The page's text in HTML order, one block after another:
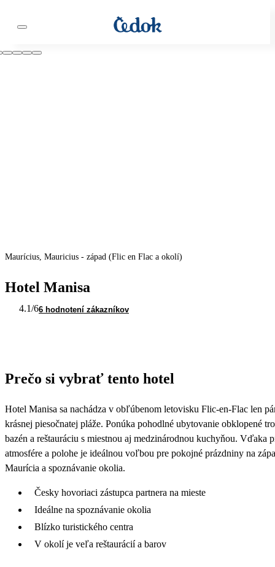
Maurícius, Mauricius - západ (Flic en Flac a okolí)
Hotel Manisa
4.1/66 hodnotení zákazníkov
Prečo si vybrať tento hotel
Hotel Manisa sa nachádza v obľúbenom letovisku Flic-en-Flac len
krásnej piesočnatej pláže. Ponúka pohodlné ubytovanie obklopené
bazén a reštauráciu s miestnou aj medzinárodnou kuchyňou. Vďaka
atmosfére a polohe je ideálnou voľbou pre pokojné prázdniny na
Maurícia a spoznávanie okolia.
Česky hovoriaci zástupca partnera na mieste
Ideálne na spoznávanie okolia
Blízko turistického centra
V okolí je veľa reštaurácií a barov